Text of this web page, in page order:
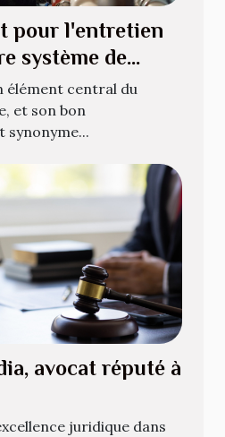
pour l'entretien
système de
élément central du
et son bon
avocat réputé à
juridique dans